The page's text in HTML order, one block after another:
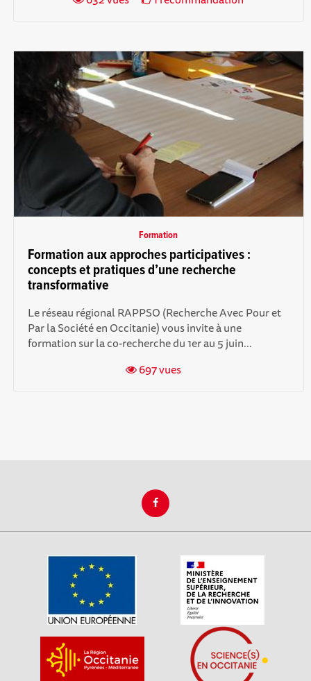
Formation
Formation aux approches participatives :
concepts et pratiques d’une recherche
transformative
Le réseau régional RAPPSO (Recherche Avec Pour et
Par la Société en Occitanie) vous invite à une
formation sur la co-recherche du 1er au 5 juin...
697 vues